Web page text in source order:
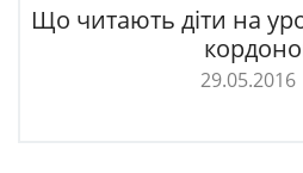
Що читають діти на
29.05.2016